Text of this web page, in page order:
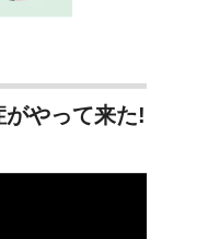
やって来た!